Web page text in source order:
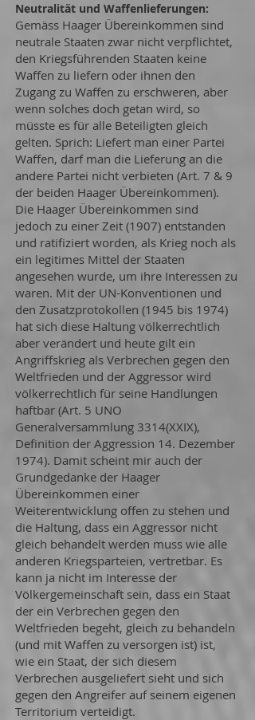
Neutralität und Waffenlieferungen:
Gemäss Haager Übereinkommen sind
neutrale Staaten zwar nicht verpflichtet,
den Kriegsführenden Staaten keine
Waffen zu liefern oder ihnen den
Zugang zu Waffen zu erschweren, aber
wenn solches doch getan wird, so
müsste es für alle Beteiligten gleich
gelten. Sprich: Liefert man einer Partei
Waffen, darf man die Lieferung an die
andere Partei nicht verbieten (Art. 7 & 9
der beiden Haager Übereinkommen).
Die Haager Übereinkommen sind
jedoch zu einer Zeit (1907) entstanden
und ratifiziert worden, als Krieg noch als
ein legitimes Mittel der Staaten
angesehen wurde, um ihre Interessen zu
waren. Mit der UN-Konventionen und
den Zusatzprotokollen (1945 bis 1974)
hat sich diese Haltung völkerrechtlich
aber verändert und heute gilt ein
Angriffskrieg als Verbrechen gegen den
Weltfrieden und der Aggressor wird
völkerrechtlich für seine Handlungen
haftbar (Art. 5 UNO
Generalversammlung 3314(XXIX),
Definition der Aggression 14. Dezember
1974). Damit scheint mir auch der
Grundgedanke der Haager
Übereinkommen einer
Weiterentwicklung offen zu stehen und
die Haltung, dass ein Aggressor nicht
gleich behandelt werden muss wie alle
anderen Kriegsparteien, vertretbar. Es
kann ja nicht im Interesse der
Völkergemeinschaft sein, dass ein Staat
der ein Verbrechen gegen den
Weltfrieden begeht, gleich zu behandeln
(und mit Waffen zu versorgen ist) ist,
wie ein Staat, der sich diesem
Verbrechen ausgeliefert sieht und sich
gegen den Angreifer auf seinem eigenen
Territorium verteidigt.